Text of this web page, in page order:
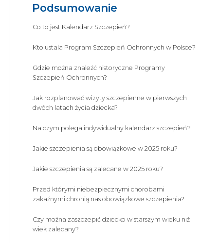
Podsumowanie
Co to jest Kalendarz Szczepień?
Kto ustala Program Szczepień Ochronnych w Polsce?
Gdzie można znaleźć historyczne Programy
Szczepień Ochronnych?
Jak rozplanować wizyty szczepienne w pierwszych
dwóch latach życia dziecka?
Na czym polega indywidualny kalendarz szczepień?
Jakie szczepienia są obowiązkowe w 2025 roku?
Jakie szczepienia są zalecane w 2025 roku?
Przed którymi niebezpiecznymi chorobami
zakaźnymi chronią nas obowiązkowe szczepienia?
Czy można zaszczepić dziecko w starszym wieku niż
wiek zalecany?